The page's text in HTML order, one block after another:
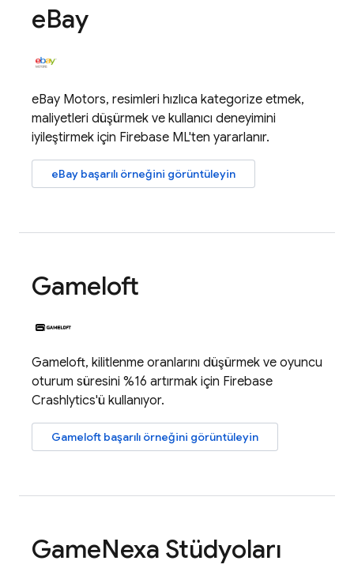
eBay
eBay Motors, resimleri hızlıca kategorize etmek,
maliyetleri düşürmek ve kullanıcı deneyimini
iyileştirmek için Firebase ML'ten yararlanır.
eBay başarılı örneğini görüntüleyin
Gameloft
Gameloft, kilitlenme oranlarını düşürmek ve oyuncu
oturum süresini %16 artırmak için Firebase
Crashlytics'ü kullanıyor.
Gameloft başarılı örneğini görüntüleyin
GameNexa Stüdyoları